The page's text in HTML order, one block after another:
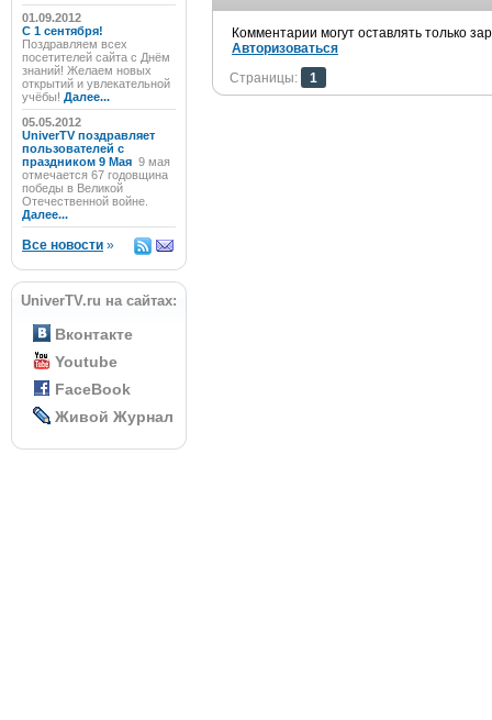
01.09.2012
C 1 сентября!
Поздравляем всех
посетителей сайта с Днём
знаний! Желаем новых
открытий и увлекательной
учёбы! Далее...
05.05.2012
UniverTV поздравляет
пользователей с
праздником 9 Мая 9 мая
отмечается 67 годовщина
победы в Великой
Отечественной войне.
Далее...
Все новости »
UniverTV.ru на сайтах:
Вконтакте
Youtube
FaceBook
Живой Журнал
Комментарии могут оставлять только
Авторизоваться
Страницы:
1